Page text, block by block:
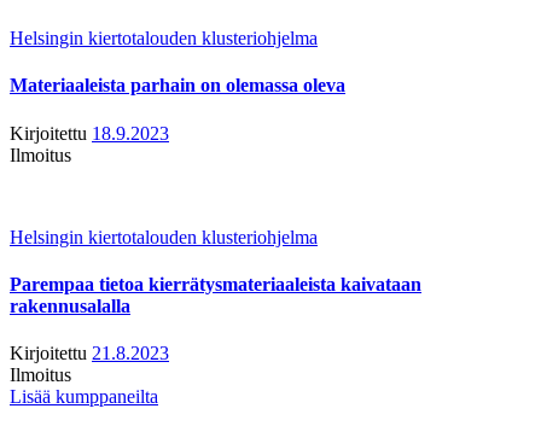
Helsingin kiertotalouden klusteriohjelma
Materiaaleista parhain on olemassa oleva
Kirjoitettu 18.9.2023
Ilmoitus
Helsingin kiertotalouden klusteriohjelma
Parempaa tietoa kierrätysmateriaaleista kaivataan
rakennusalalla
Kirjoitettu 21.8.2023
Ilmoitus
Lisää kumppaneilta